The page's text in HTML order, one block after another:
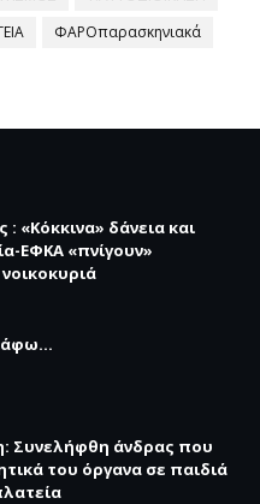
ΦΑΡΟπαρασκηνιακά
: «Κόκκινα» δάνεια και
ΕΦΚΑ «πνίγουν»
Συνελήφθη άνδρας που
του όργανα σε παιδιά